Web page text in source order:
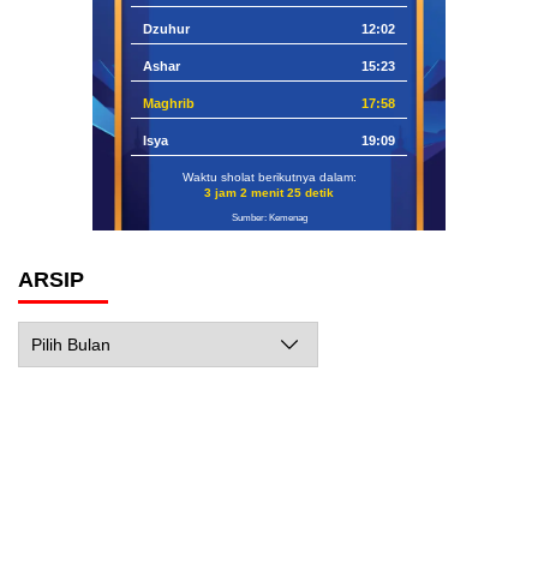
Dzuhur 12:02
Ashar 15:23
Maghrib 17:58
Isya 19:09
Waktu sholat berikutnya dalam:
3 jam 2 menit 24 detik
Sumber: Kemenag
ARSIP